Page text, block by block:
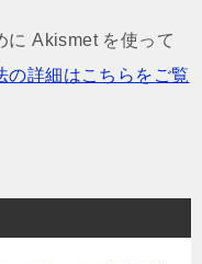
に Akismet を使って
の詳細はこちらをご覧